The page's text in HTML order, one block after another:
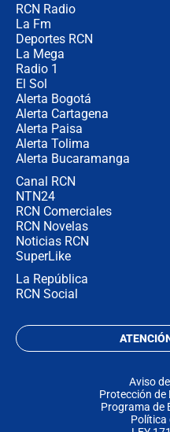
RCN Radio
La Fm
Deportes RCN
La Mega
Radio 1
El Sol
Alerta Bogotá
Alerta Cartagena
Alerta Paisa
Alerta Tolima
Alerta Bucaramanga
Canal RCN
NTN24
RCN Comerciales
RCN Novelas
Noticias RCN
SuperLike
La República
RCN Social
Aviso
Protección de
Programa de
Política